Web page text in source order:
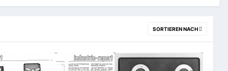
SORTIEREN NACH